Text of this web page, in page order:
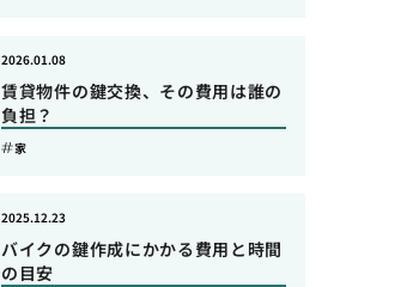
賃貸物件の鍵交換、その費用は誰の
負担？
2026.01.08
家
バイクの鍵作成にかかる費用と時間
の目安
2025.12.23